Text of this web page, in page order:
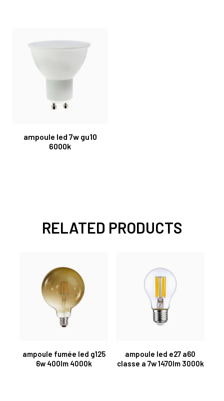
ampoule led 7w gu10
6000k
RELATED PRODUCTS
ampoule fumée led g125
6w 400lm 4000k
ampoule led e27 a60
classe a 7w 1470lm 3000k